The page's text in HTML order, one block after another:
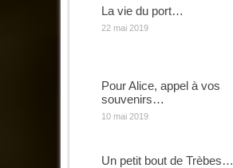
La vie du port…
22 mai 2019
Pour Alice, appel à vos
souvenirs…
10 mai 2019
Un petit bout de Trèbes…